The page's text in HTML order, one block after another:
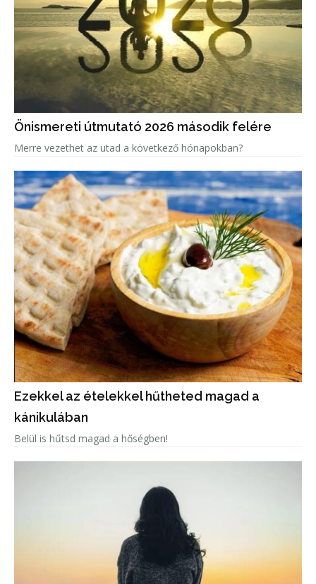
Önismereti útmutató 2026 második felére
Merre vezethet az utad a következő hónapokban?
Ezekkel az ételekkel hűtheted magad a
kánikulában
Belül is hűtsd magad a hőségben!